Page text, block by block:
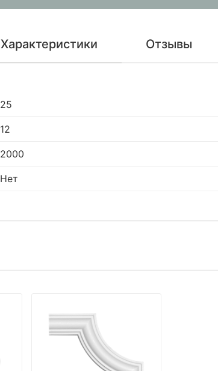
Характеристики Отзывы
25
12
2000
Нет